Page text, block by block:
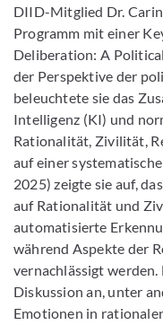
DIID-Mitglied Dr.
Programm mit einer
Deliberation: A
der Perspektive der
beleuchtete sie das
Intelligenz (KI) und
Rationalität, Zivilität,
auf einer
2025) zeigte sie auf,
auf Rationalität und
automatisierte
während Aspekte der
vernachlässigt
Diskussion an, unter
Emotionen in